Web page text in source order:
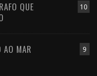
10
QUE
9
AO MAR